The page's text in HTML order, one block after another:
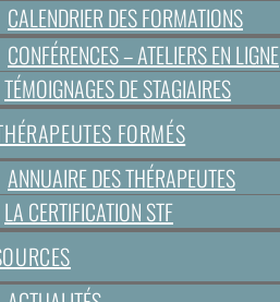
CALENDRIER DES FORMATIONS
CONFÉRENCES – ATELIERS EN LIGNE
TÉMOIGNAGES DE STAGIAIRES
FORMÉS
ANNUAIRE DES THÉRAPEUTES
LA CERTIFICATION STF